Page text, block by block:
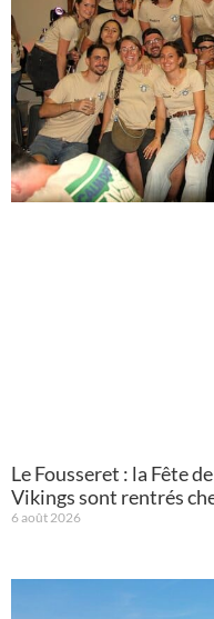
Le Fousseret : la Fête
Vikings sont rentrés
6 août 2026